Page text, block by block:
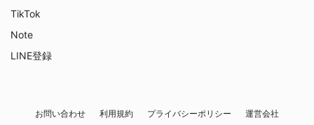
TikTok
Note
LINE登録
お問い合わせ 利用規約 プライバシーポリシー 運営会社